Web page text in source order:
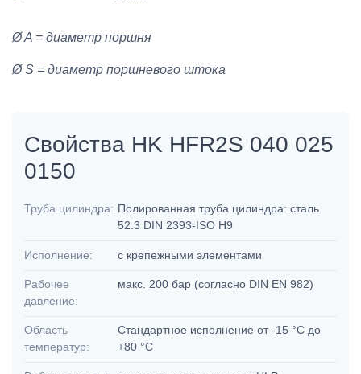
Ø A = диаметр поршня
Ø S = диаметр поршневого штока
Свойства HK HFR2S 040 025
0150
Труба цилиндра: Полированная труба цилиндра: сталь
52.3 DIN 2393-ISO H9
Исполнение: с крепежными элементами
Рабочее
давление:
макс. 200 бар (согласно DIN EN 982)
Область
температур:
Стандартное исполнение от -15 °C до
+80 °C